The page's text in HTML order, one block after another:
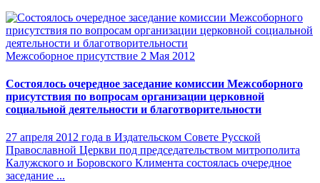
Межсоборное присутствие 2 Мая 2012
Состоялось очередное заседание комиссии Межсоборного
присутствия по вопросам организации церковной
социальной деятельности и благотворительности
27 апреля 2012 года в Издательском Совете Русской
Православной Церкви под председательством митрополита
Калужского и Боровского Климента состоялась очередное
заседание ...